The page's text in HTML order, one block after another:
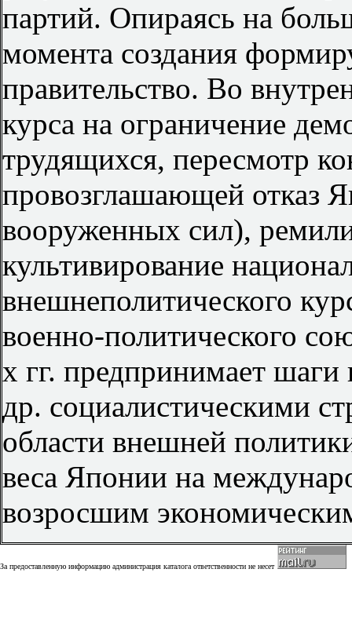
партий. Опираясь на
момента создания
правительство. Во
курса на ограничение
трудящихся, пересмотр
провозглашающей отказ
вооруженных сил),
культивирование
внешнеполитического
военно-политического
х гг. предпринимает
др. социалистическими
области внешней
веса Японии на
возросшим
За предоставленную информацию администрация каталога ответственности не несет